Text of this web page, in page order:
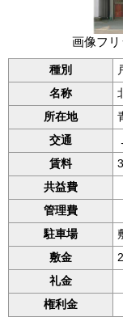
画像フ
種別
名称
所在地
交通
賃料
共益費
管理費
駐車場
敷金
礼金
権利金